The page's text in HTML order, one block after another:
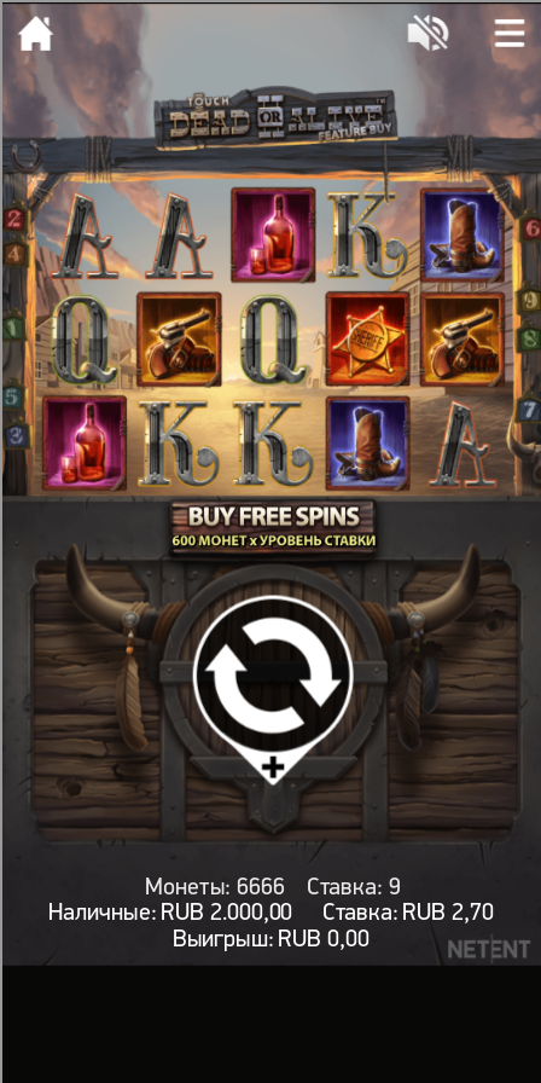
[object HTMLMetaElement]
пополнить счет